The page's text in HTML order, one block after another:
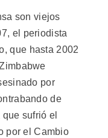
son viejos
el periodista
que hasta 2002
por
de
sufrió el
por el Cambio